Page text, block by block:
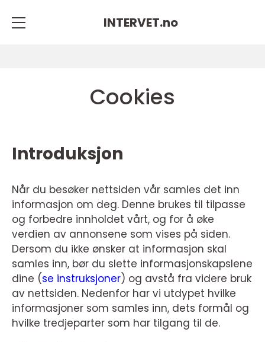
INTERVET.no
Cookies
Introduksjon
Når du besøker nettsiden vår samles det inn
informasjon om deg. Denne brukes til tilpasse
og forbedre innholdet vårt, og for å øke
verdien av annonsene som vises på siden.
Dersom du ikke ønsker at informasjon skal
samles inn, bør du slette informasjonskapslene
dine (se instruksjoner) og avstå fra videre bruk
av nettsiden. Nedenfor har vi utdypet hvilke
informasjoner som samles inn, dets formål og
hvilke tredjeparter som har tilgang til de.